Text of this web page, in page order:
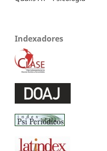
Indexadores